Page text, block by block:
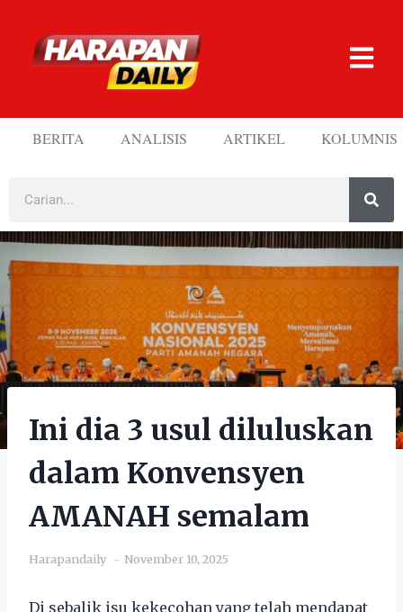
BERITA ANALISIS ARTIKEL KOLUMNIS
Ini dia 3 usul diluluskan
dalam Konvensyen
AMANAH semalam
Harapandaily November 10, 2025
Di sebalik isu kekecohan yang telah mendapat